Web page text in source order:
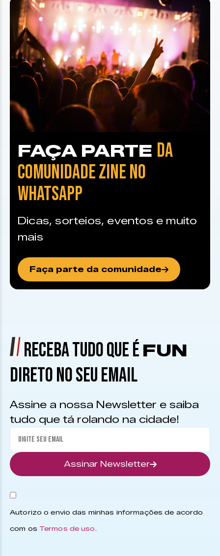
FAÇA PARTE DA
COMUNIDADE ZINE NO
WHATSAPP
Dicas, sorteios, eventos e muito
mais
Faça parte da comunidade
RECEBA TUDO QUE É FUN
DIRETO NO SEU EMAIL
Assine a nossa Newsletter e saiba
tudo que tá rolando na cidade!
Assinar Newsletter
Autorizo o envio das minhas informações de acordo
com os Termos de uso.